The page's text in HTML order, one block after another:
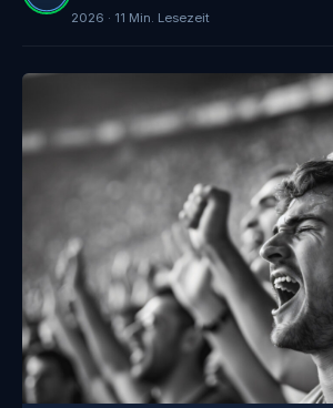
2026 · 11 Min. Lesezeit